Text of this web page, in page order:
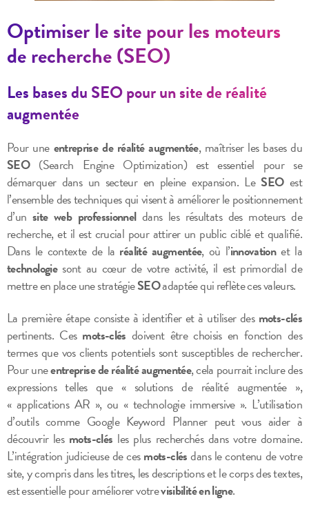
Optimiser le site pour les moteurs
de recherche (SEO)
Les bases du SEO pour un site de réalité
augmentée
Pour une entreprise de réalité augmentée, maîtriser les bases du
SEO(Search Engine Optimization) est essentiel pour se
démarquer dans un secteur en pleine expansion. Le SEOest
l’ensemble des techniques qui visent à améliorer le positionnement
d’unsite web professionneldans les résultats des moteurs de
recherche, et il est crucial pour attirer un public ciblé et qualifié.
Dans le contexte de la réalité augmentée, où l’innovationet la
technologiesont au cœur de votre activité, il est primordial de
mettre en place une stratégieSEOadaptée qui reflète ces valeurs.
La première étape consiste à identifier et à utiliser des mots-clés
pertinents. Ces mots-clés doivent être choisis en fonction des
termes que vos clients potentiels sont susceptibles de rechercher.
Pour uneentreprise de réalité augmentée, cela pourrait inclure des
expressions telles que « solutions de réalité augmentée »,
« applications AR », ou « technologie immersive ». L’utilisation
d’outils comme Google Keyword Planner peut vous aider à
découvrir les mots-clés les plus recherchés dans votre domaine.
L’intégration judicieuse de cesmots-clésdans le contenu de votre
site, y compris dans les titres, les descriptions et le corps des textes,
est essentielle pour améliorer votrevisibilité en ligne.